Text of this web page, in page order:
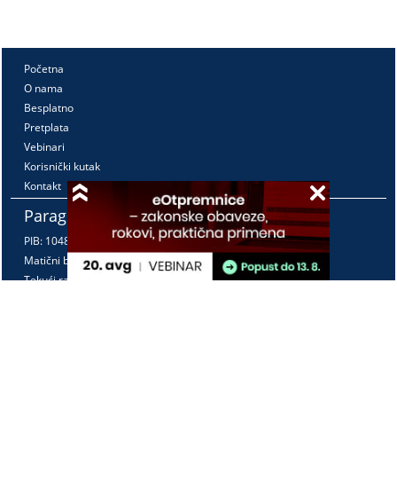
Početna
O nama
Besplatno
Pretplata
Vebinari
Korisnički kutak
Kontakt
Paragraf Lex d.o.o.
PIB: 104830593
Matični broj: 20240156
Tekući račun: